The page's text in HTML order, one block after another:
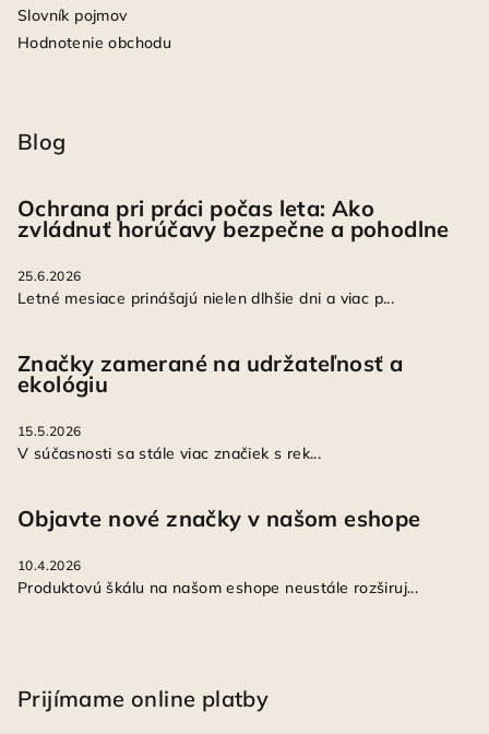
Slovník pojmov
Hodnotenie obchodu
Blog
Ochrana pri práci počas leta: Ako
zvládnuť horúčavy bezpečne a pohodlne
25.6.2026
Letné mesiace prinášajú nielen dlhšie dni a viac p...
Značky zamerané na udržateľnosť a
ekológiu
15.5.2026
V súčasnosti sa stále viac značiek s rek...
Objavte nové značky v našom eshope
10.4.2026
Produktovú škálu na našom eshope neustále rozširuj...
Prijímame online platby